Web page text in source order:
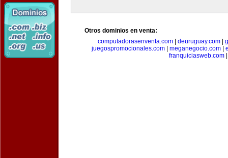
Otros dominios en venta:
computadorasenventa.com| deuruguay.com|
juegospromocionales.com
meganegocio.com
franquiciasweb.com|